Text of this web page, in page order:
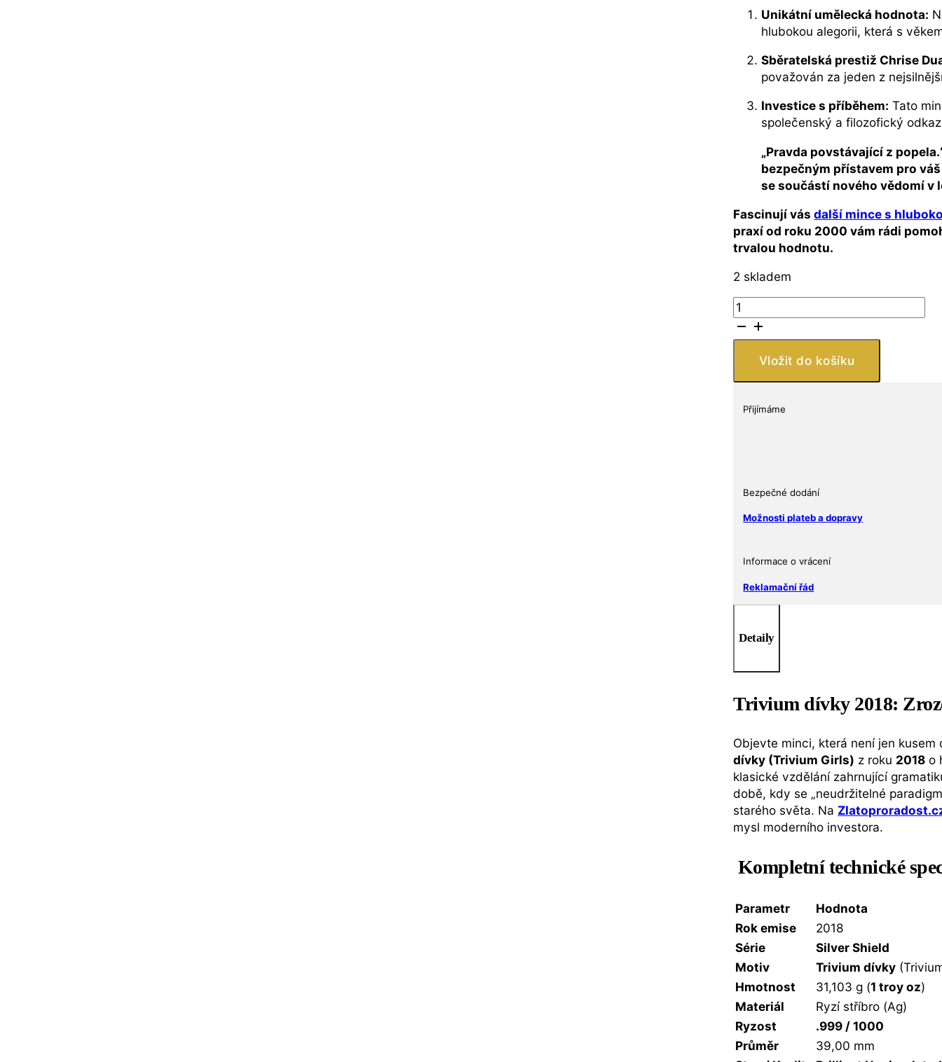
Unikátní umělecká hodnota:
hlubokou alegorii, která s
Sběratelská prestiž Chrise
považován za jeden z
Investice s příběhem: Tato
společenský a filozofický
„Pravda povstávající z
bezpečným přístavem pro
se součástí nového vědomí v
Fascinují vásdalší mince s
praxí od roku 2000 vám rádi
trvalou hodnotu.
2 skladem
Silver
Shield
–
mince
Girls)
999
edice
Vložit do košíku
Přijímáme
Bezpečné dodání
Možnosti plateb a dopravy
Informace o vrácení
Reklamační řád
Detaily
Trivium dívky 2018:
Objevte minci, která není jen
dívky (Trivium Girls) z roku 2018 o
klasické vzdělání zahrnující
době, kdy se „neudržitelné
starého světa. Na
mysl moderního investora.
Kompletní technické
Parametr
Hodnota
Rok emise
2018
Série
Silver Shield
Motiv
Trivium dívky
Hmotnost
31,103 g (1 troy oz)
Materiál
Ryzí stříbro (Ag)
Ryzost
.999 / 1000
Průměr
39,00 mm